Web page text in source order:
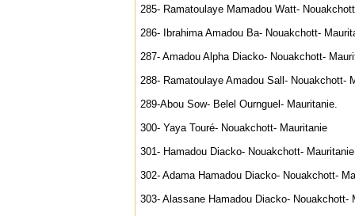
285- Ramatoulaye Mamadou Watt-
286- Ibrahima Amadou Ba- Nouakchott-
287- Amadou Alpha Diacko- Nouakchott-
288- Ramatoulaye Amadou Sall- Nouakchott-
289-Abou Sow- Belel Ournguel- Mauritanie.
300- Yaya Touré- Nouakchott- Mauritanie
301- Hamadou Diacko- Nouakchott-
302- Adama Hamadou Diacko- Nouakchott-
303- Alassane Hamadou Diacko- Nouakchott-